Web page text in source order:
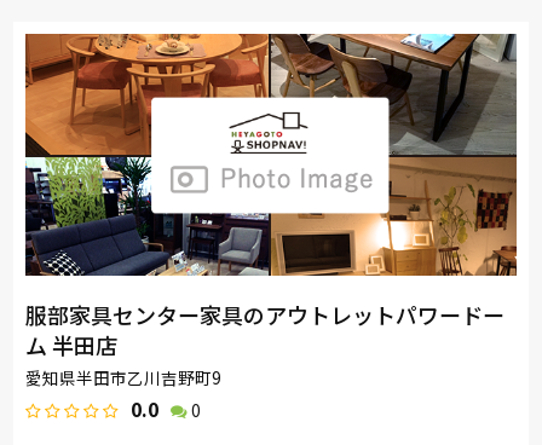
服部家具センター家具のアウトレットパワードー
ム 半田店
愛知県半田市乙川吉野町9
0.0 0